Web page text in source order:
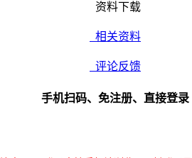
资料下载
相关资料
评论反馈
手机扫码、免注册、直接登录